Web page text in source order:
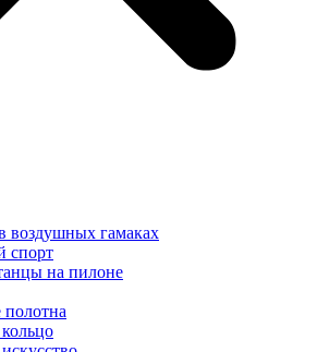
воздушных гамаках
спорт
на пилоне